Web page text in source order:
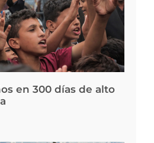
en 300 días de alto